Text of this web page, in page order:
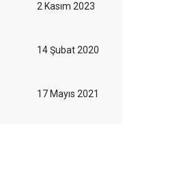
2 Kasım 2023
14 Şubat 2020
17 Mayıs 2021